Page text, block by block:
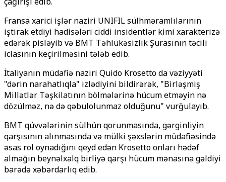
Fransa xarici işlər naziri UNIFIL sülhməramlılarının
iştirak etdiyi hadisələri ciddi insidentlər kimi xarakterizə
edərək pisləyib və BMT Təhlükəsizlik Şurasının təcili
iclasının keçirilməsini tələb edib.
İtaliyanın müdafiə naziri Quido Krosetto da vəziyyəti
"dərin narahatlıqla" izlədiyini bildirərək, "Birləşmiş
Millətlər Təşkilatının bölmələrinə hücum etməyin nə
dözülməz, nə də qəbulolunmaz olduğunu" vurğulayıb.
BMT qüvvələrinin sülhün qorunmasında, gərginliyin
qarşısının alınmasında və mülki şəxslərin müdafiəsində
əsas rol oynadığını qeyd edən Krosetto onları hədəf
almağın beynəlxalq birliyə qarşı hücum mənasına gəldiyi
barədə xəbərdarlıq edib.